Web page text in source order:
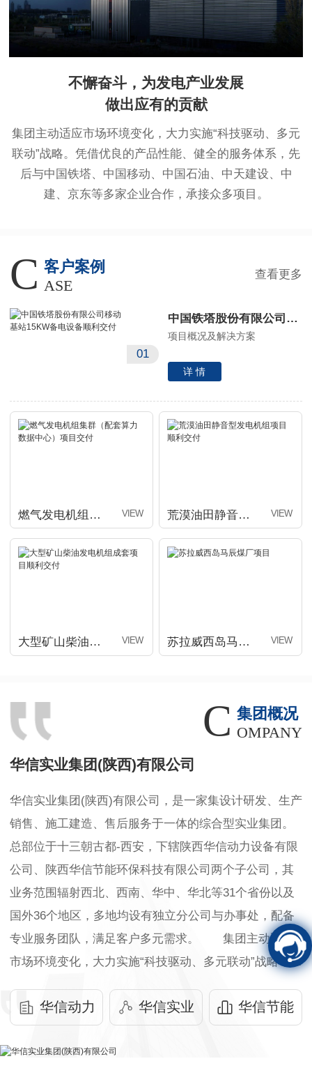
不懈奋斗，为发电产业发展
做出应有的贡献
集团主动适应市场环境变化，大力实施“科技驱动、多元
联动”战略。凭借优良的产品性能、健全的服务体系，先
后与中国铁塔、中国移动、中国石油、中天建设、中
建、京东等多家企业合作，承接众多项目。
C 客户案例
ASE
查看更多
01
中国铁塔股份有限公司移动基站15KW备电设备顺利交付
项目概况及解决方案
详 情
燃气发电机组集群（配套算力数据中心）项目交付 荒漠油田静音型发电机组项目顺利交付
大型矿山柴油发电机组成套项目顺利交付 苏拉威西岛马辰煤厂项目
C 集团概况
OMPANY
华信实业集团(陕西)有限公司
华信实业集团(陕西)有限公司，是一家集设计研发、生产
销售、施工建造、售后服务于一体的综合型实业集团。
总部位于十三朝古都-西安，下辖陕西华信动力设备有限
公司、陕西华信节能环保科技有限公司两个子公司，其
业务范围辐射西北、西南、华中、华北等31个省份以及
国外36个地区，多地均设有独立分公司与办事处，配备
专业服务团队，满足客户多元需求。 集团主动适应
市场环境变化，大力实施“科技驱动、多元联动”战略，在
二、室内外照明及广告标识工程;三、水暖水利及污水环
华信动力 华信实业 华信节能